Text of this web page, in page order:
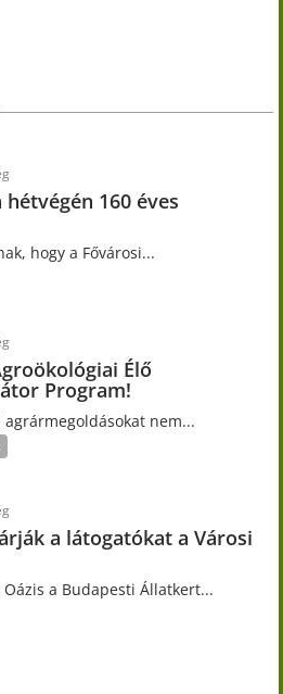
160 éves
hogy a Fővárosi...
Élő
Program!
nem...
a látogatókat a Városi
a Budapesti Állatkert...